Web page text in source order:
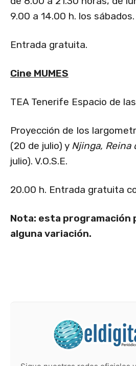
9.00 a 14.00 h. los sábados.
Entrada gratuita.
Cine MUMES
TEA Tenerife Espacio de
Proyección de Ios
(20 de julio) y Njinga, Reina
julio). V.O.S.E.
20.00 h. Entrada gratuita
Nota: esta programación
alguna variación.